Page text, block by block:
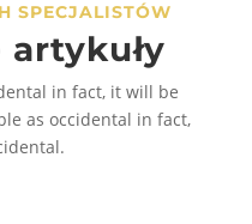
stronie
produktu
SPECJALISTÓW
artykuły
in fact, it will be
as occidental in fact,